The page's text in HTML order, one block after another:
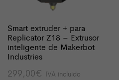
Smart extruder + para
Replicator Z18 – Extrusor
inteligente de Makerbot
Industries
299,00€ IVA incluido